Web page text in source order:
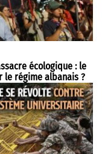
écologique : le
régime albanais ?